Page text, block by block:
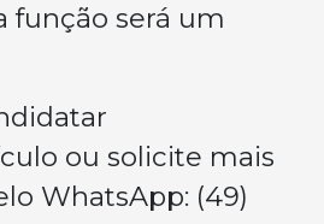
função será um
ou solicite mais
WhatsApp: (49)